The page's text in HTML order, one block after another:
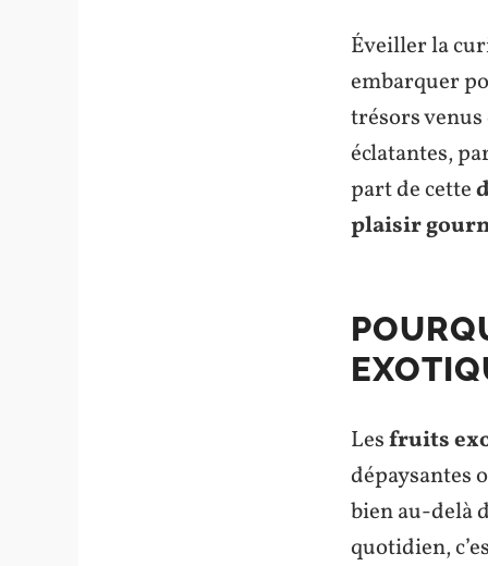
Éveiller la
embarquer
trésors
éclatantes,
part de cette
plaisir
Lesfruits
dépaysantes
bien au-delà
quotidien,